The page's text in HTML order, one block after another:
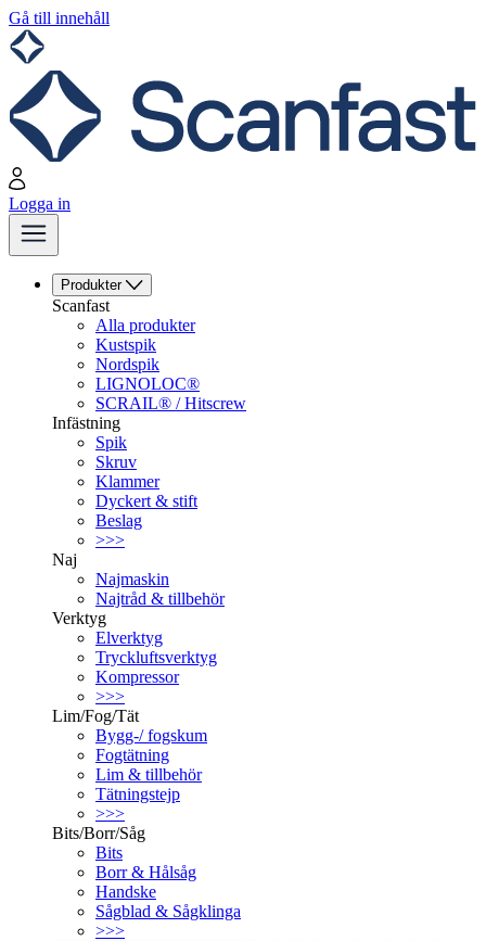
Gå till innehåll
Logga in
Produkter
Scanfast
Alla produkter
Kustspik
Nordspik
LIGNOLOC®
SCRAIL® / Hitscrew
Infästning
Spik
Skruv
Klammer
Dyckert & stift
Beslag
>>>
Naj
Najmaskin
Najtråd & tillbehör
Verktyg
Elverktyg
Tryckluftsverktyg
Kompressor
>>>
Lim/Fog/Tät
Bygg-/ fogskum
Fogtätning
Lim & tillbehör
Tätningstejp
>>>
Bits/Borr/Såg
Bits
Borr & Hålsåg
Handske
Sågblad & Sågklinga
>>>